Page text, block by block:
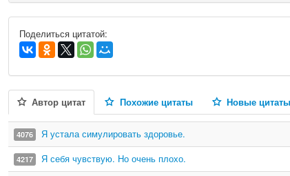
В избранное
Поделиться цитатой:
Автор цитат Похожие цитаты Новые цитаты
4076 Я устала симулировать здоровье.
4217 Я себя чувствую. Но очень плохо.